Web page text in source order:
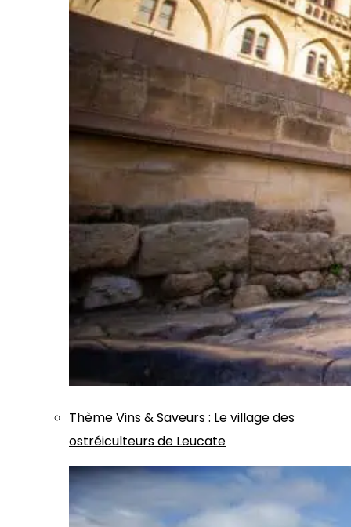
ThèmeVins & Saveurs: Le village des
ostréiculteurs de Leucate